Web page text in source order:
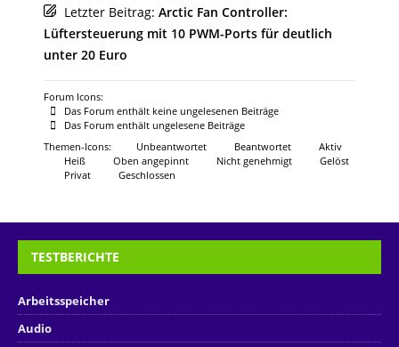
Letzter Beitrag: Arctic Fan Controller:
Lüftersteuerung mit 10 PWM-Ports für deutlich
unter 20 Euro
Forum Icons:
Das Forum enthält keine ungelesenen Beiträge
Das Forum enthält ungelesene Beiträge
Themen-Icons:
Unbeantwortet Beantwortet
Aktiv
Heiß
Oben angepinnt Nicht genehmigt
Gelöst
Privat
Geschlossen
TESTBERICHTE
Arbeitsspeicher
Audio